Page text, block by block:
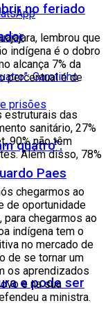
no feriado
quatro”:
Paes
e pode ser
lembrou que
indígena é o dobro
alcança 7% da
percentual é de
estruturais das
sanitário, 27%
90% não têm
Além disso, 78%
chegarmos ao
de oportunidade
para chegarmos ao
indígena tem o
no mercado de
de se tornar um
os aprendizados
e na sua
a ministra.